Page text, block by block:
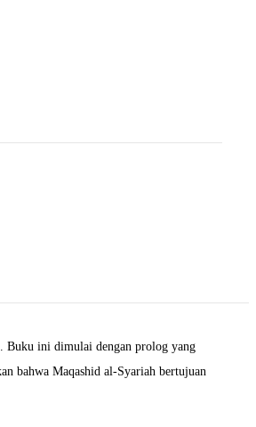
Buku ini dimulai dengan prolog yang
bahwa Maqashid al-Syariah bertujuan